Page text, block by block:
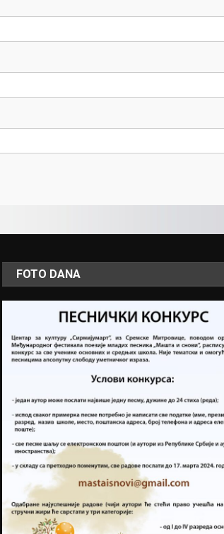
FOTO DANA